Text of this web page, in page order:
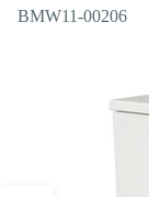
BMW11-00206